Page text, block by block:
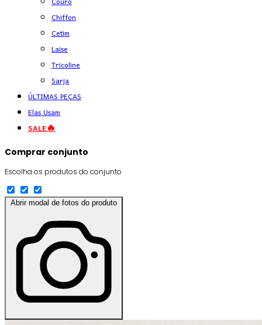
Chiffon
Cetim
Laise
Tricoline
Sarja
ÚLTIMAS PEÇAS
Elas Usam
SALE🔥
Comprar conjunto
Escolha os produtos do conjunto
Abrir modal de fotos do produto